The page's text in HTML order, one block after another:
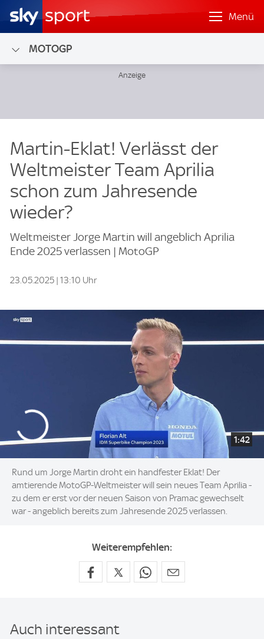
Menü
MOTOGP
Martin-Eklat! Verlässt der
Weltmeister Team Aprilia
schon zum Jahresende
wieder?
Weltmeister Jorge Martin will angeblich Aprilia
Ende 2025 verlassen | MotoGP
23.05.2025 | 13:10 Uhr
1:42
Rund um Jorge Martin droht ein handfester Eklat! Der
amtierende MotoGP-Weltmeister will sein neues Team Aprilia -
zu dem er erst vor der neuen Saison von Pramac gewechselt
war - angeblich bereits zum Jahresende 2025 verlassen.
Weiterempfehlen:
Auch interessant